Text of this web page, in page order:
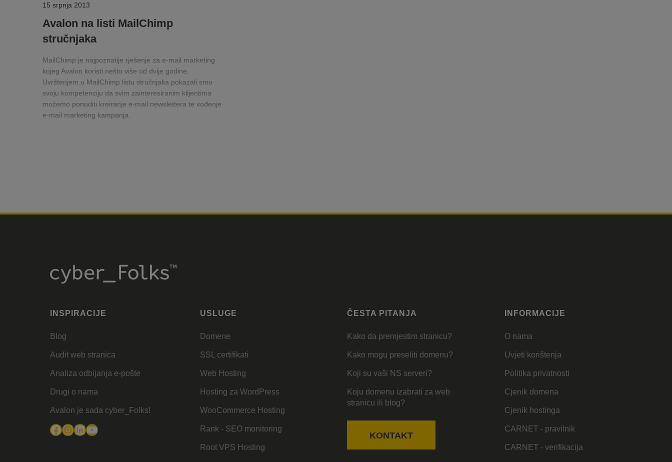
15 srpnja 2013
Avalon na listi MailChimp
stručnjaka
MailChimp je najpoznatije rješenje za e-mail marketing
kojeg Avalon koristi nešto više od dvije godine.
Uvrštenjem u MailChimp listu stručnjaka pokazali smo
svoju kompetenciju da svim zainteresiranim klijentima
možemo ponuditi kreiranje e-mail newslettera te vođenje
e-mail marketing kampanja.
INSPIRACIJE
Blog
Audit web stranica
Analiza odbijanja e-pošte
Drugi o nama
Avalon je sada cyber_Folks!
Facebook
Instagram
LinkedIn
YouTube
USLUGE
Domene
SSL certifikati
Web Hosting
Hosting za WordPress
WooCommerce Hosting
Rank - SEO monitoring
Root VPS Hosting
ČESTA PITANJA
Kako da premjestim stranicu?
Kako mogu preseliti domenu?
Koji su vaši NS serveri?
Koju domenu izabrati za web
stranicu ili blog?
KONTAKT
INFORMACIJE
O nama
Uvjeti korištenja
Politika privatnosti
Cjenik domena
Cjenik hostinga
CARNET - pravilnik
CARNET - verifikacija